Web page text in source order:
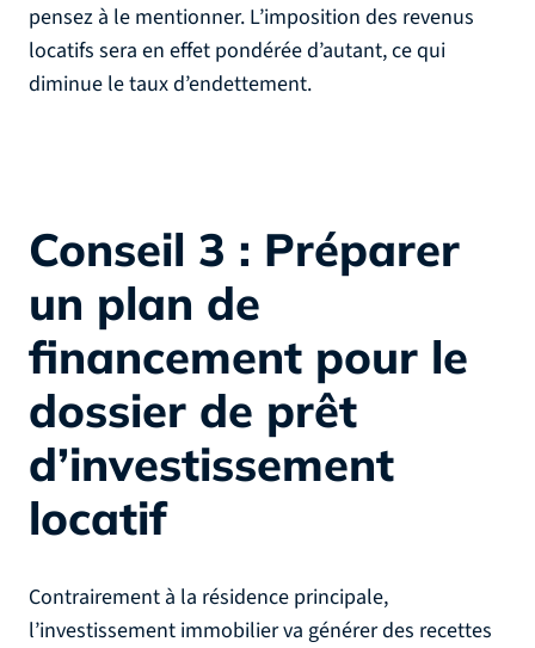
pensez à le mentionner. L’imposition des revenus
locatifs sera en effet pondérée d’autant, ce qui
diminue le taux d’endettement.
Conseil 3 : Préparer
un plan de
financement pour le
dossier de prêt
d’investissement
locatif
Contrairement à la résidence principale,
l’investissement immobilier va générer des recettes